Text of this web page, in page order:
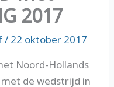
2017
/ 22 oktober 2017
Noord-Hollands
de wedstrijd in